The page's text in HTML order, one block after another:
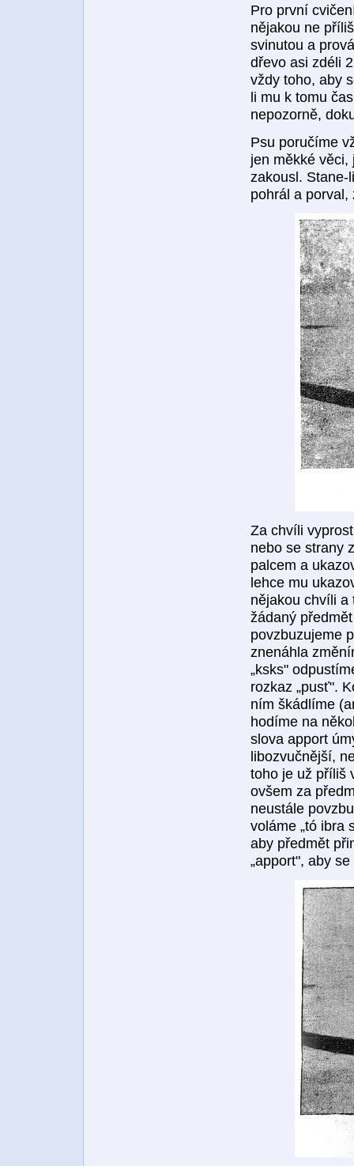
Pro první
nějakou ne
svinutou a
dřevo asi zdéli
vždy toho, aby
li mu k tomu
nepozorně,
Psu poručíme
jen měkké
zakousl. Stane-
pohrál a
Za chvíli
nebo se strany
palcem a
lehce mu
nějakou chvíli a
žádaný
povzbuzujeme
znenáhla
„ksks"
rozkaz „pusť".
ním škádlíme
hodíme na
slova apport
libozvučnější,
toho je už příliš
ovšem za
neustále
voláme „tó ibra
aby předmět
„apport", aby